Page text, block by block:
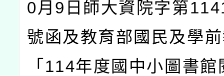
0月 9 日師大資院字第
號函及教育部國民及學
「 114年度國中小圖書館